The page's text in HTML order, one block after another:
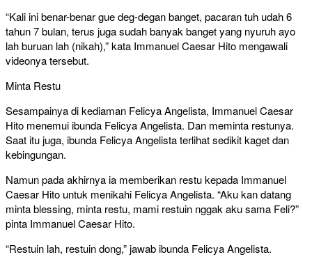
“Kali ini benar-benar gue deg-degan banget, pacaran tuh udah 6
tahun 7 bulan, terus juga sudah banyak banget yang nyuruh ayo
lah buruan lah (nikah),” kata Immanuel Caesar Hito mengawali
videonya tersebut.
Minta Restu
Sesampainya di kediaman Felicya Angelista, Immanuel Caesar
Hito menemui ibunda Felicya Angelista. Dan meminta restunya.
Saat itu juga, ibunda Felicya Angelista terlihat sedikit kaget dan
kebingungan.
Namun pada akhirnya ia memberikan restu kepada Immanuel
Caesar Hito untuk menikahi Felicya Angelista. “Aku kan datang
minta blessing, minta restu, mami restuin nggak aku sama Feli?”
pinta Immanuel Caesar Hito.
“Restuin lah, restuin dong,” jawab ibunda Felicya Angelista.